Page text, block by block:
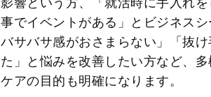
事でイベントがある」とビジネス
バサバサ感がおさまらない」「抜
た」と悩みを改善したい方など、
ケアの目的も明確になります。